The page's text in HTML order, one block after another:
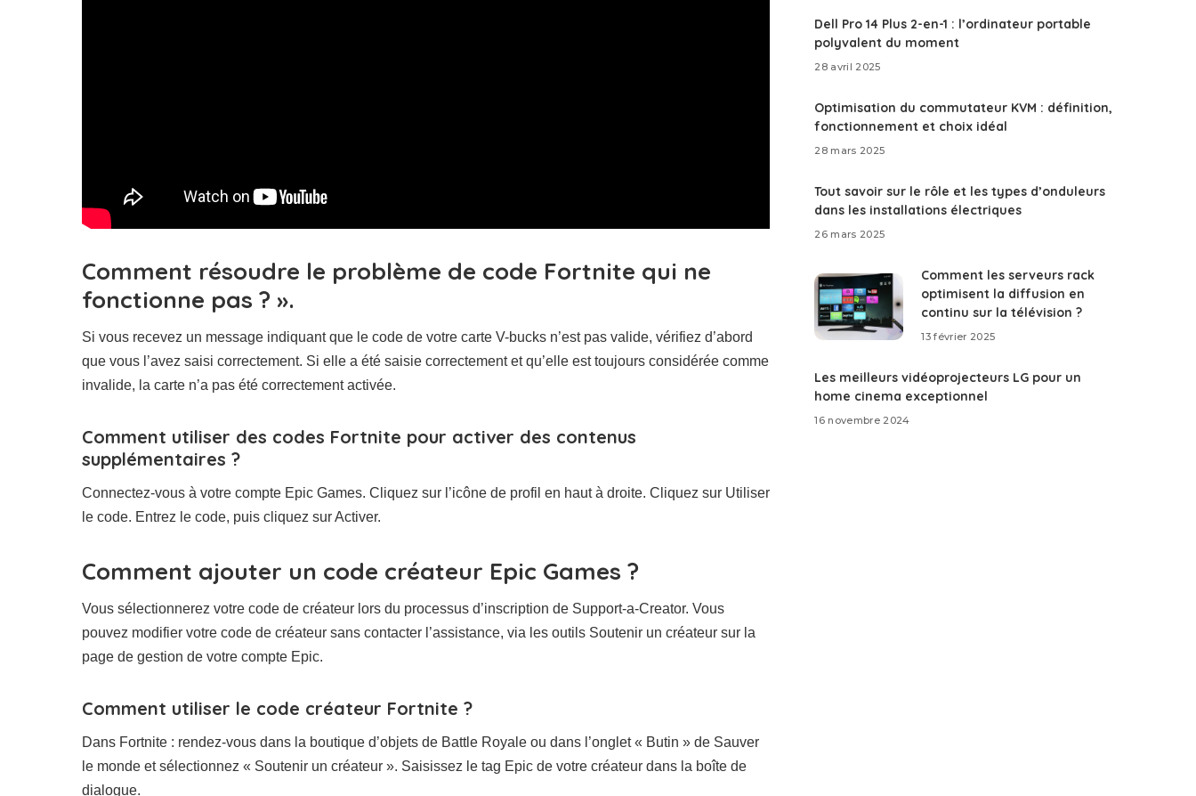
Comment résoudre le problème de code Fortnite qui ne
fonctionne pas ? ».
Si vous recevez un message indiquant que le code de votre carte V-bucks n’est pas valide, vérifiez d’abord
que vous l’avez saisi correctement. Si elle a été saisie correctement et qu’elle est toujours considérée comme
invalide, la carte n’a pas été correctement activée.
Comment utiliser des codes Fortnite pour activer des contenus
supplémentaires ?
Connectez-vous à votre compte Epic Games. Cliquez sur l’icône de profil en haut à droite. Cliquez sur Utiliser
le code. Entrez le code, puis cliquez sur Activer.
Comment ajouter un code créateur Epic Games ?
Vous sélectionnerez votre code de créateur lors du processus d’inscription de Support-a-Creator. Vous
pouvez modifier votre code de créateur sans contacter l’assistance, via les outils Soutenir un créateur sur la
page de gestion de votre compte Epic.
Comment utiliser le code créateur Fortnite ?
Dans Fortnite : rendez-vous dans la boutique d’objets de Battle Royale ou dans l’onglet « Butin » de Sauver
le monde et sélectionnez « Soutenir un créateur ». Saisissez le tag Epic de votre créateur dans la boîte de
dialogue.
Dell Pro 14 Plus 2-en-1 : l’ordinateur portable
polyvalent du moment
28 avril 2025
Optimisation du commutateur KVM : définition,
fonctionnement et choix idéal
28 mars 2025
Tout savoir sur le rôle et les types d’onduleurs
dans les installations électriques
26 mars 2025
Comment les serveurs rack
optimisent la diffusion en
continu sur la télévision ?
13 février 2025
Les meilleurs vidéoprojecteurs LG pour un
home cinema exceptionnel
16 novembre 2024